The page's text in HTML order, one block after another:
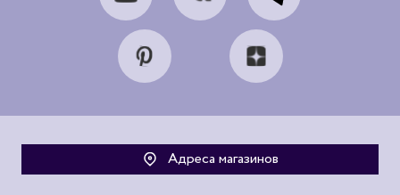
Адреса магазинов